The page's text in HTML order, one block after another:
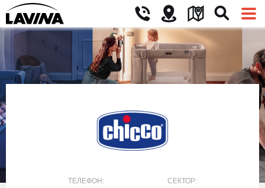
ТЕЛЕФОН: СЕКТОР: